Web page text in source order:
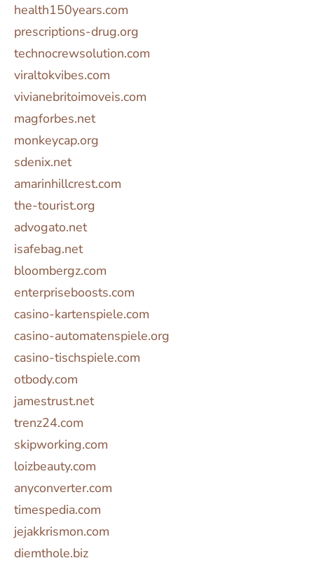
health150years.com
prescriptions-drug.org
technocrewsolution.com
viraltokvibes.com
vivianebritoimoveis.com
magforbes.net
monkeycap.org
sdenix.net
amarinhillcrest.com
the-tourist.org
advogato.net
isafebag.net
bloombergz.com
enterpriseboosts.com
casino-kartenspiele.com
casino-automatenspiele.org
casino-tischspiele.com
otbody.com
jamestrust.net
trenz24.com
skipworking.com
loizbeauty.com
anyconverter.com
timespedia.com
jejakkrismon.com
diemthole.biz